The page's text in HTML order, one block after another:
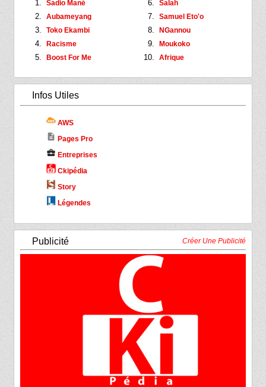
Sadio Mané
Aubameyang
Toko Ekambi
Racisme
Boost For Me
Salah
Samuel Eto'o
NGannou
Moukoko
Afrique
Infos Utiles
AWS
description Pages Pro
business_center Entreprises
Ckipédia
Story
Légendes
Publicité Créer Une Publicité